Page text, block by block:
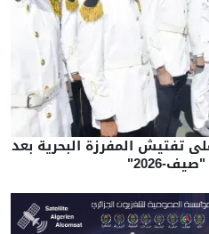
تفتيش المفرزة البحرية بعد
2026"